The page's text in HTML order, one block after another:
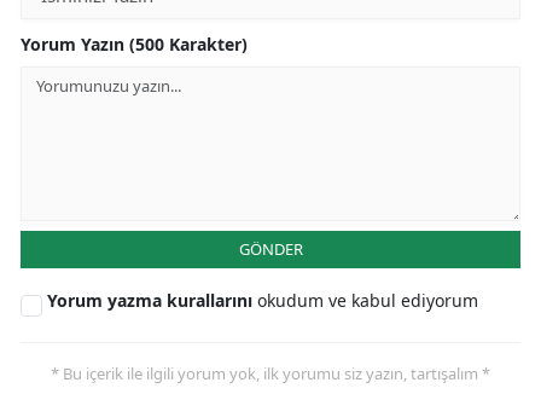
Yorum Yazın (500 Karakter)
GÖNDER
Yorum yazma kurallarını okudum ve kabul ediyorum
* Bu içerik ile ilgili yorum yok, ilk yorumu siz yazın, tartışalım *